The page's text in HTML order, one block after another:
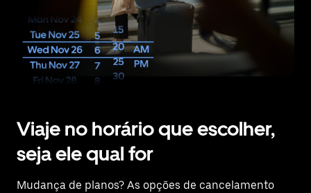
Viaje no horário que escolher,
seja ele qual for
Mudança de planos? As opções de cancelamento